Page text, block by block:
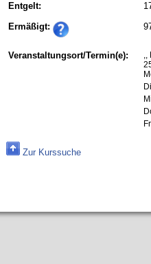
Entgelt:
Ermäßigt:
Veranstaltungsort/Termin(e):
,,
Zur Kurssuche